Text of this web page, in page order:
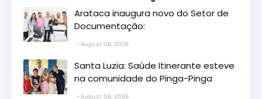
Arataca inaugura novo do Setor de
Documentação:
August 06, 2026
Santa Luzia: Saúde Itinerante esteve
na comunidade do Pinga-Pinga
August 06, 2026